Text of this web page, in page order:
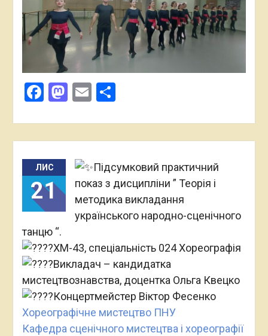
Facebook
Mastodon
EmailПоділитися
ЛИС
21
Підсумковий практичний
показ з дисципліни ” Теорія і
методика викладання
українського народно-сценічного
танцю “.
ХМ-43, спеціальність 024 Хореографія
Викладач – кандидатка
мистецтвознавства, доцентка Ольга Квецко
Концертмейстер Віктор Фесенко
Хореографічне мистецтво ПНУ
Кафедра сценічного мистецтва і хореографії